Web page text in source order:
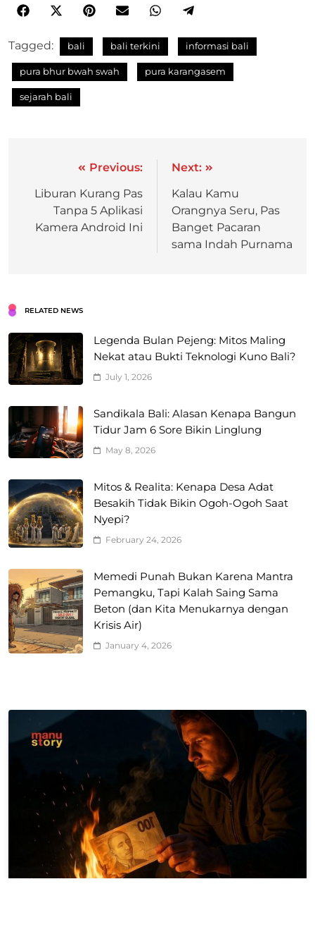
Tagged: bali bali terkini informasi bali
pura bhur bwah swah pura karangasem
sejarah bali
Previous:
Liburan Kurang Pas
Tanpa 5 Aplikasi
Kamera Android Ini
Next:
Kalau Kamu
Orangnya Seru, Pas
Banget Pacaran
sama Indah Purnama
RELATED NEWS
Legenda Bulan Pejeng: Mitos Maling
Nekat atau Bukti Teknologi Kuno Bali?
July 1, 2026
Sandikala Bali: Alasan Kenapa Bangun
Tidur Jam 6 Sore Bikin Linglung
May 8, 2026
Mitos & Realita: Kenapa Desa Adat
Besakih Tidak Bikin Ogoh-Ogoh Saat
Nyepi?
February 24, 2026
Memedi Punah Bukan Karena Mantra
Pemangku, Tapi Kalah Saing Sama
Beton (dan Kita Menukarnya dengan
Krisis Air)
January 4, 2026